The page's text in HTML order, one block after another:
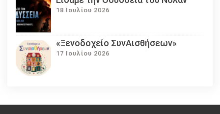
18 Ιουλίου 2026
«Ξενοδοχείο ΣυνΑισθήσεων»
17 Ιουλίου 2026